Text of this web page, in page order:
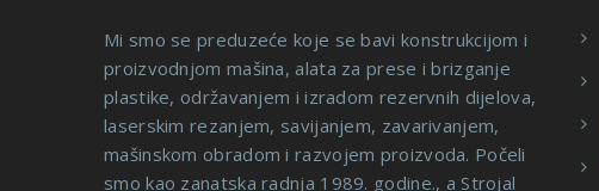
Mi smo se preduzeće koje se bavi konstrukcijom i
proizvodnjom mašina, alata za prese i brizganje
plastike, održavanjem i izradom rezervnih dijelova,
laserskim rezanjem, savijanjem, zavarivanjem,
mašinskom obradom i razvojem proizvoda. Počeli
smo kao zanatska radnja 1989. godine., a Strojal